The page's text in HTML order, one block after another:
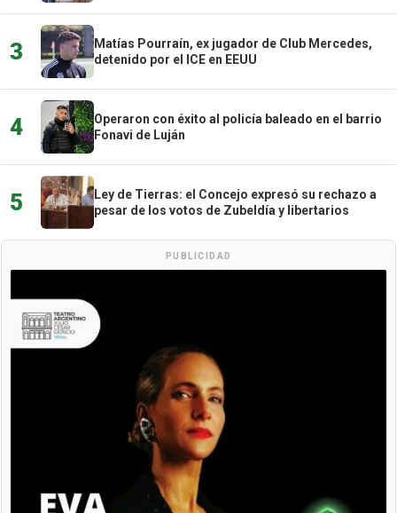
3
Matías Pourraín, ex jugador de Club Mercedes,
detenido por el ICE en EEUU
4
Operaron con éxito al policía baleado en el barrio
Fonavi de Luján
5
Ley de Tierras: el Concejo expresó su rechazo a
pesar de los votos de Zubeldía y libertarios
PUBLICIDAD